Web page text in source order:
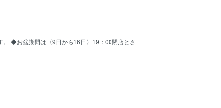
。 ◆お盆期間は〈9日から16日〉19：00閉店とさ